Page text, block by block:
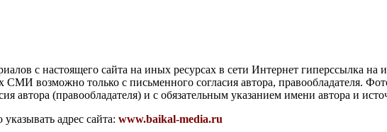
с настоящего сайта на иных ресурсах в сети Интернет гиперссылка на
СМИ возможно только с письменного согласия автора, правообладателя.
автора (правообладателя) и с обязательным указанием имени автора и
адрес сайта: www.baikal-media.ru